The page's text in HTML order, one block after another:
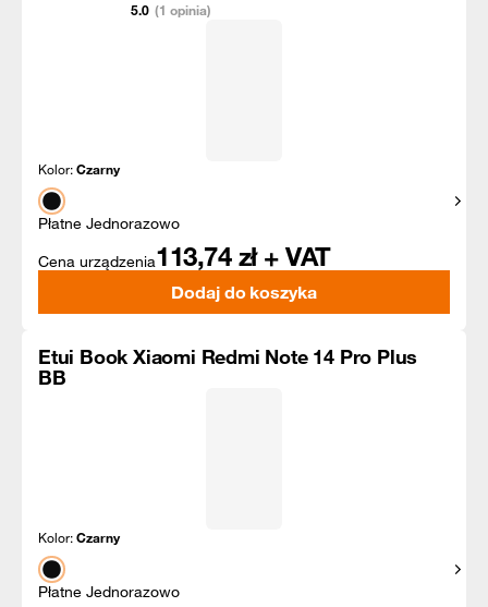
5.0 (1 opinia)
Kolor:Czarny
Płatne Jednorazowo
Cena urządzenia113,74 zł + VAT
Dodaj do koszyka
Etui Book Xiaomi Redmi Note 14 Pro Plus
BB
Kolor:Czarny
Płatne Jednorazowo